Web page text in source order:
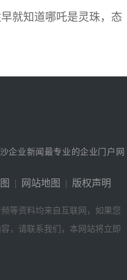
就知道哪吒是灵珠，态
企业新闻最专业的企业门户网
| 网站地图 | 版权声明
等资料均来自互联网，如果您
，请联系我们，本网站将立即